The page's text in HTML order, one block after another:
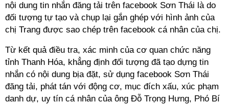
nội dung tin nhắn đăng tải trên facebook Sơn Thái là do
đối tượng tự tạo và chụp lại gắn ghép với hình ảnh của
chị Trang được sao chép trên facebook cá nhân của chị.
Từ kết quả điều tra, xác minh của cơ quan chức năng
tỉnh Thanh Hóa, khẳng định đối tượng đã tạo dựng tin
nhắn có nội dung bịa đặt, sử dụng facebook Sơn Thái
đăng tải, phát tán với động cơ, mục đích xấu, xúc phạm
danh dự, uy tín cá nhân của ông Đỗ Trọng Hưng, Phó Bí